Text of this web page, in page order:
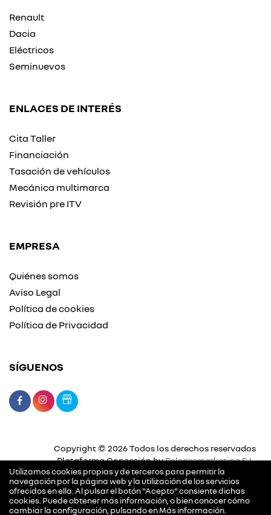
Utilizamos cookies propias y de terceros para permitir la
navegación por la página web y la utilización de los servicios
ofrecidos en ella. Al pulsar el botón "Acepto" consiente dichas
cookies. Puede obtener más información, o bien conocer cómo
cambiar la configuración, pulsando enMás información
Renault
Dacia
Eléctricos
Seminuevos
ENLACES DE INTERÉS
Cita Taller
Financiación
Tasación de vehículos
Mecánica multimarca
Revisión pre ITV
EMPRESA
Quiénes somos
Aviso Legal
Política de cookies
Política de Privacidad
SÍGUENOS
Copyright © 2026 Todos los derechos reservados
Plataforma Concesión byReleasemarketing S.L.